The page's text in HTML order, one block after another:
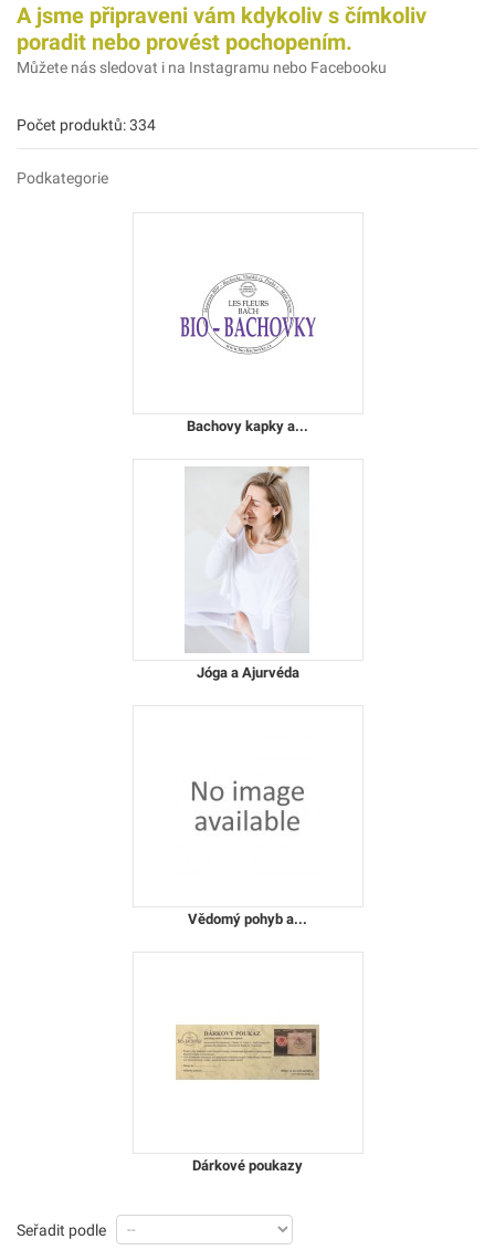
A jsme připraveni vám kdykoliv s čímkoliv
poradit nebo provést pochopením.
Můžete nás sledovat i na Instagramu nebo Facebooku
Počet produktů: 334
Podkategorie
Bachovy kapky a...
Jóga a Ajurvéda
Vědomý pohyb a...
Dárkové poukazy
Seřadit podle